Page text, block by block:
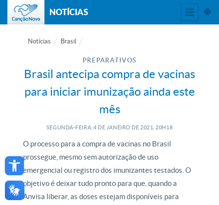
Open toolbar
NOTÍCIAS
Notícias Brasil
PREPARATIVOS
Brasil antecipa compra de vacinas
para iniciar imunização ainda este
mês
SEGUNDA-FEIRA, 4 DE JANEIRO DE 2021, 20H18
O processo para a compra de vacinas no Brasil
prossegue, mesmo sem autorização de uso
emergencial ou registro dos imunizantes testados. O
objetivo é deixar tudo pronto para que, quando a
Anvisa liberar, as doses estejam disponíveis para